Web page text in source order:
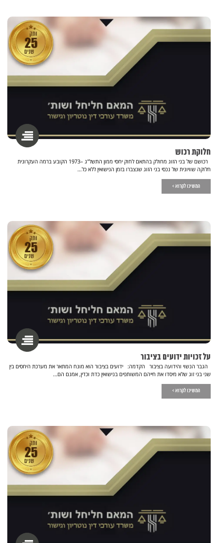
חלוקת רכוש
רכושם של בני הזוג מחולק בהתאם לחוק יחסי ממון התשל"ג –1973 הקובע ברמה העקרונית
חלוקה שוויונית של נכסי בני הזוג שנצברו בזמן הנישואין ללא כל...
המשיכו לקרוא >
על זכויות ידועים בציבור
הגבר הנשוי והידועה בציבור הקדמה: ידועים בציבור הוא מונח המתאר את מערכת היחסים בין
שני בני זוג שלא מיסדו את חייהם המשותפים בנישואין כדת וכדין, אמנם הם...
המשיכו לקרוא >